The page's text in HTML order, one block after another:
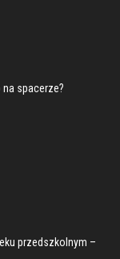
spacerze?
przedszkolnym –